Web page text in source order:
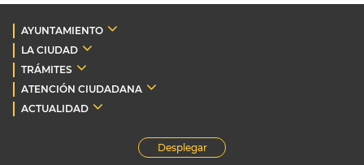
AYUNTAMIENTO
LA CIUDAD
TRÁMITES
ATENCIÓN CIUDADANA
ACTUALIDAD
Desplegar